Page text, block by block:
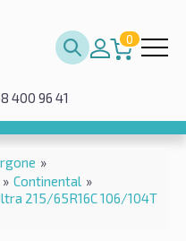
0
400 96 41
»
» Continental »
215/65R16C 106/104T